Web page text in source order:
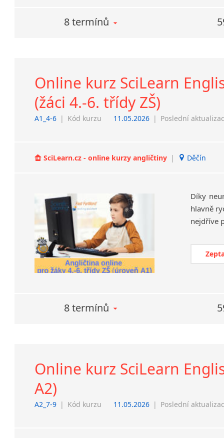
8 termínů
Online kurz SciLearn
(žáci 4.-6. třídy ZŠ)
A1_4-6 | Kód kurzu 11.05.2026 | Poslední
SciLearn.cz - online kurzy angličtiny | Děčín
Díky
hlavně
8 termínů
Online kurz SciLearn
A2)
A2_7-9 | Kód kurzu 11.05.2026 | Poslední